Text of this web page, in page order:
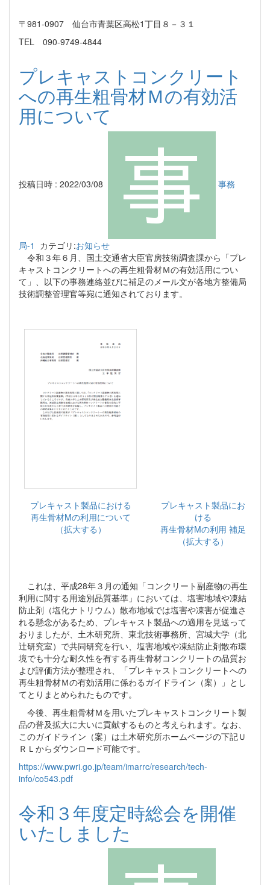
〒981-0907 仙台市青葉区高松1丁目８－３１
TEL 090-9749-4844
プレキャストコンクリート
への再生粗骨材Ｍの有効活
用について
投稿日時 : 2022/03/08 事務
局-1 カテゴリ:お知らせ
令和３年６月、国土交通省大臣官房技術調査課から「プレ
キャストコンクリートへの再生粗骨材Ｍの有効活用につい
て」、以下の事務連絡並びに補足のメール文が各地方整備局
技術調整管理官等宛に通知されております。
プレキャスト製品における
再生骨材Mの利用について
（拡大する）
プレキャスト製品にお
ける
再生骨材Mの利用 補足
（拡大する）
これは、平成28年３月の通知「コンクリート副産物の再生
利用に関する用途別品質基準」においては、塩害地域や凍結
防止剤（塩化ナトリウム）散布地域では塩害や凍害が促進さ
れる懸念があるため、プレキャスト製品への適用を見送って
おりましたが、土木研究所、東北技術事務所、宮城大学（北
辻研究室）で共同研究を行い、塩害地域や凍結防止剤散布環
境でも十分な耐久性を有する再生骨材コンクリートの品質お
よび評価方法が整理され、「プレキャストコンクリートへの
再生粗骨材Ｍの有効活用に係わるガイドライン（案）」とし
てとりまとめられたものです。
今後、再生粗骨材Ｍを用いたプレキャストコンクリート製
品の普及拡大に大いに貢献するものと考えられます。なお、
このガイドライン（案）は土木研究所ホームページの下記Ｕ
ＲＬからダウンロード可能です。
https://www.pwri.go.jp/team/imarrc/research/tech-
info/co543.pdf
令和３年度定時総会を開催
いたしました